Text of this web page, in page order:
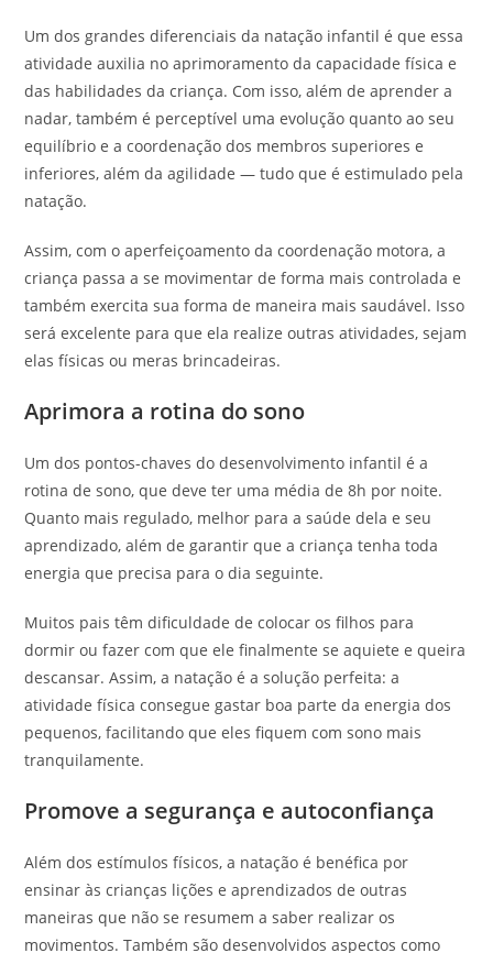
Um dos grandes diferenciais da natação infantil é que essa
atividade auxilia no aprimoramento da capacidade física e
das habilidades da criança. Com isso, além de aprender a
nadar, também é perceptível uma evolução quanto ao seu
equilíbrio e a coordenação dos membros superiores e
inferiores, além da agilidade — tudo que é estimulado pela
natação.
Assim, com o aperfeiçoamento da coordenação motora, a
criança passa a se movimentar de forma mais controlada e
também exercita sua forma de maneira mais saudável. Isso
será excelente para que ela realize outras atividades, sejam
elas físicas ou meras brincadeiras.
Aprimora a rotina do sono
Um dos pontos-chaves do desenvolvimento infantil é a
rotina de sono, que deve ter uma média de 8h por noite.
Quanto mais regulado, melhor para a saúde dela e seu
aprendizado, além de garantir que a criança tenha toda
energia que precisa para o dia seguinte.
Muitos pais têm dificuldade de colocar os filhos para
dormir ou fazer com que ele finalmente se aquiete e queira
descansar. Assim, a natação é a solução perfeita: a
atividade física consegue gastar boa parte da energia dos
pequenos, facilitando que eles fiquem com sono mais
tranquilamente.
Promove a segurança e autoconfiança
Além dos estímulos físicos, a natação é benéfica por
ensinar às crianças lições e aprendizados de outras
maneiras que não se resumem a saber realizar os
movimentos. Também são desenvolvidos aspectos como